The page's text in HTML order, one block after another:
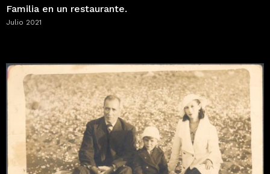
Familia en un restaurante.
Julio 2021